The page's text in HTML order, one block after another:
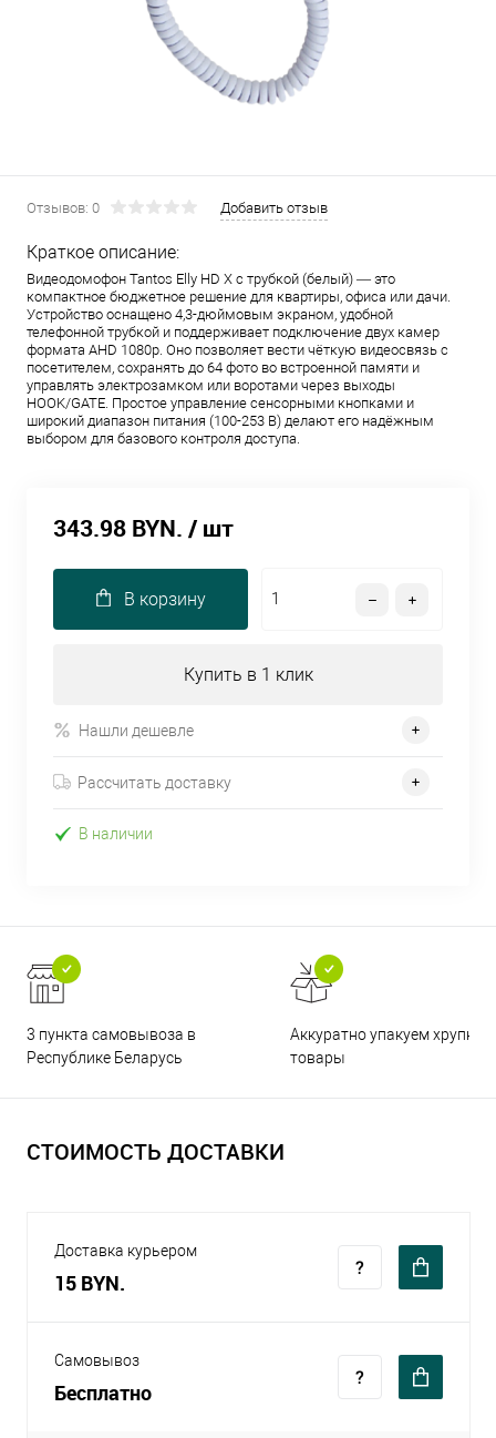
Отзывов: 0 Добавить отзыв
Краткое описание:
Видеодомофон Tantos Elly HD X с трубкой (белый) — это
компактное бюджетное решение для квартиры, офиса или дачи.
Устройство оснащено 4,3-дюймовым экраном, удобной
телефонной трубкой и поддерживает подключение двух камер
формата AHD 1080p. Оно позволяет вести чёткую видеосвязь с
посетителем, сохранять до 64 фото во встроенной памяти и
управлять электрозамком или воротами через выходы
HOOK/GATE. Простое управление сенсорными кнопками и
широкий диапазон питания (100-253 В) делают его надёжным
выбором для базового контроля доступа.
343.98 BYN. / шт
В корзину
Купить в 1 клик
Нашли дешевле
Рассчитать доставку
В наличии
3 пункта самовывоза в
Республике Беларусь
Аккуратно упакуем хрупкие
товары
СТОИМОСТЬ ДОСТАВКИ
Доставка курьером
15 BYN.
Самовывоз
Бесплатно